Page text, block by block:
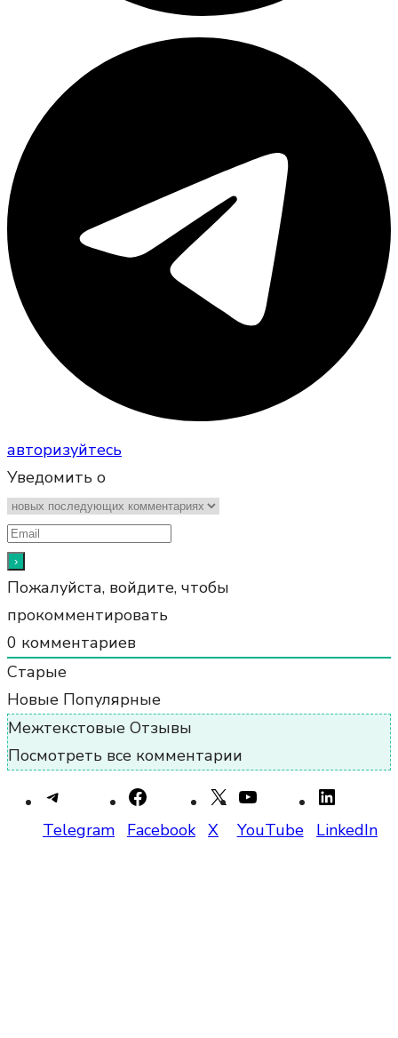
авторизуйтесь
Уведомить о
Пожалуйста, войдите, чтобы
прокомментировать
0 комментариев
Старые
Новые Популярные
Межтекстовые Отзывы
Посмотреть все комментарии
Telegram Facebook X YouTube LinkedIn